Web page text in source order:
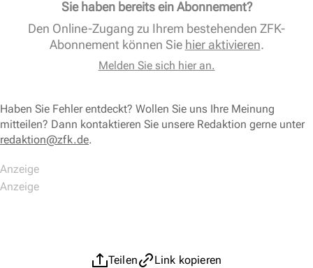
Sie haben bereits ein Abonnement?
Den Online-Zugang zu Ihrem bestehenden ZFK-
Abonnement können Sie hier aktivieren.
Melden Sie sich hier an.
Haben Sie Fehler entdeckt? Wollen Sie uns Ihre Meinung
mitteilen? Dann kontaktieren Sie unsere Redaktion gerne unter
redaktion@zfk.de.
Teilen
Link kopieren